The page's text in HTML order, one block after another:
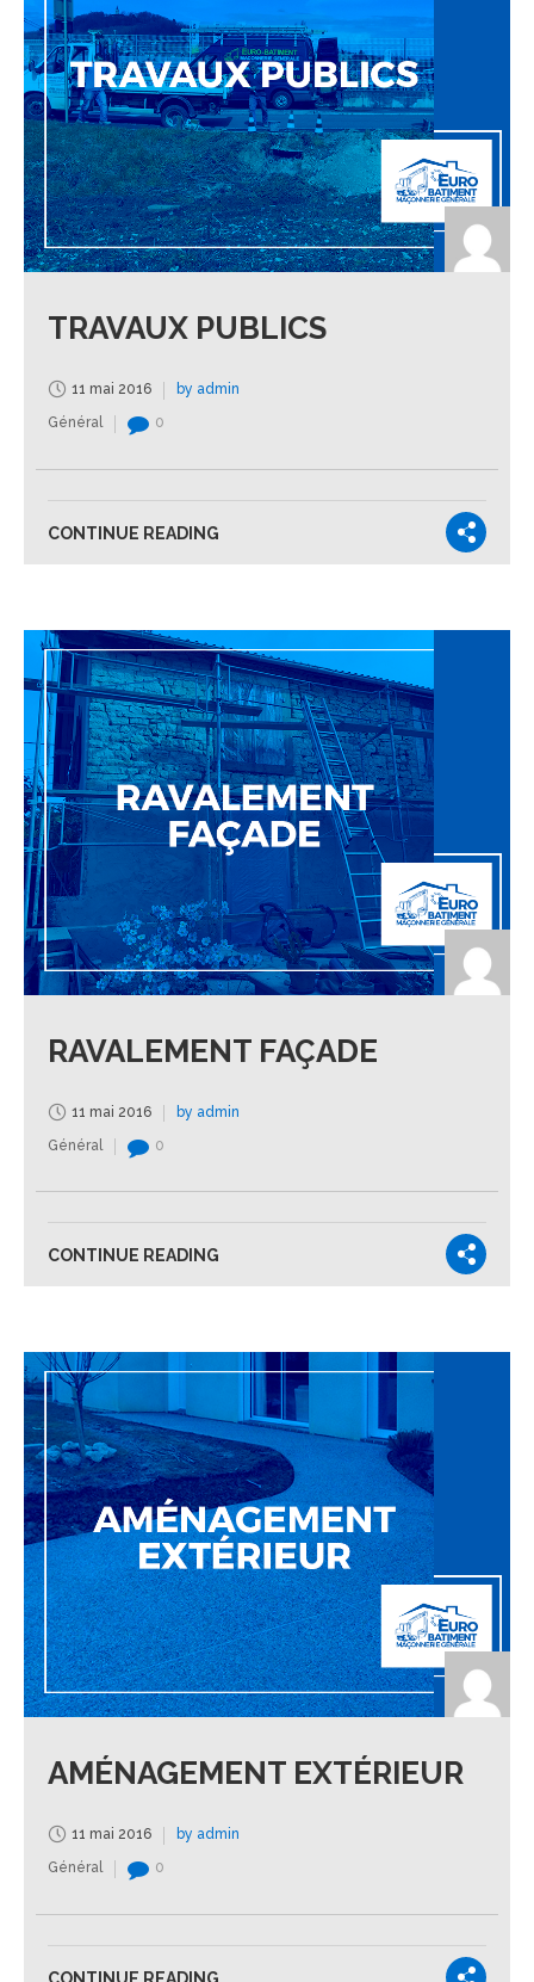
TRAVAUX PUBLICS
11 mai 2016
by admin
Général
0
CONTINUE READING
RAVALEMENT FAÇADE
11 mai 2016
by admin
Général
0
CONTINUE READING
AMÉNAGEMENT EXTÉRIEUR
11 mai 2016
by admin
Général
0
CONTINUE READING